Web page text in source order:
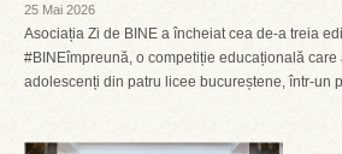
25 Mai 2026
Asociația Zi de BINE a încheiat cea de-a treia
#BINEîmpreună, o competiție educațională
adolescenți din patru licee bucureștene, într-un